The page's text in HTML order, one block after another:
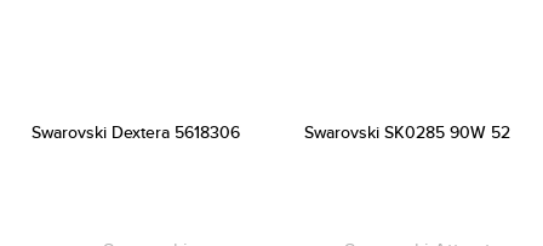
Swarovski Dextera 5618306 Swarovski SK0285 90W 52